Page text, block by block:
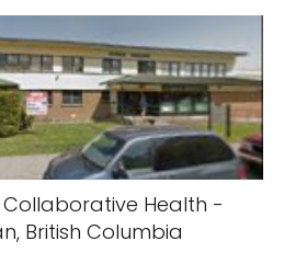
Health -
British Columbia